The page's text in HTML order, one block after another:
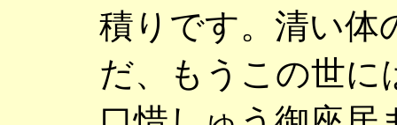
積りです。清い体
だ、もうこの世に